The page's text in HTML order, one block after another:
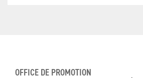
OFFICE DE PROMOTION